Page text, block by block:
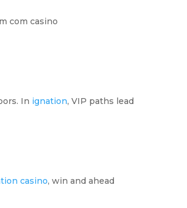
com casino
In ignation, VIP paths lead
casino, win and ahead